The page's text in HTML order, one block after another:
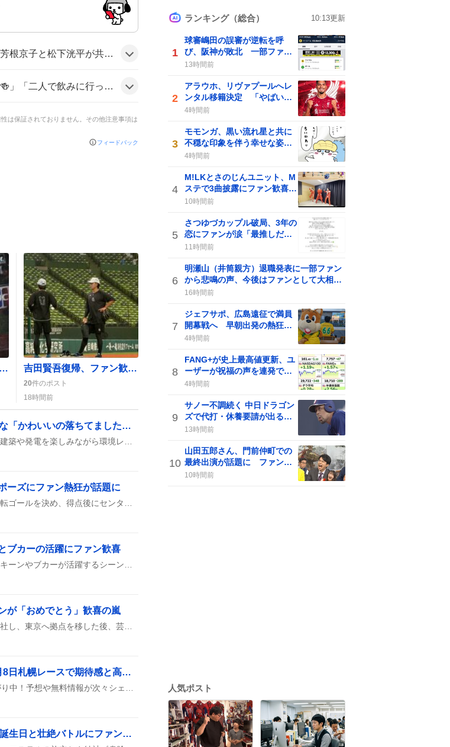
ぐ、しあわせ。」といったキャッチコピーに共感し、SNSで感想をシェアしたためだろう。
どユーモア交じりのコメントも見られ、全体的にポジティブな雰囲気だ。
は保証されておりません。その他注意事項は
フィードバック
「阿部寿樹」への称賛コピーが話題に 「あとひとり、だが阿部寿樹」が「かっこよすぎる」と絶賛 吉田賢吾復帰、ファン歓喜の声が続出 「おかえり」や「嬉しい」ツイートが拡散
20件のポスト
18時間前
『うみぞこの街』DLCで建築熱沸騰、みんな「かわいいの落ちてました」や「環境レベルMAX」へ歓喜
ーズにファン熱狂が話題に
ブカーの活躍にファン歓喜
が「おめでとう」歓喜の嵐
エルムステークスが熱狂的に語られる 8月8日札幌レースで期待感と高配当が話題に
『空の軌跡 the 2nd』新PV公開、エステル誕生日と壮絶バトルにファン歓喜
ランキング（総合） 10:13更新
1
球審嶋田の誤審が逆転を呼
び、阪神が敗北 一部ファン
からは批判の声も
13時間前
2
アラウホ、リヴァプールへレ
ンタル移籍決定 「やばい」
などの期待の声がSNSで広が
4時間前
3
モモンガ、黒い流れ星と共に
不穏な印象を伴う幸せな姿が
話題に 最新話で登場しファ
4時間前
4
M!LKとさのじんユニット、M
ステで3曲披露にファン歓喜が
話題に
10時間前
5
さつゆづカップル破局、3年の
恋にファンが涙「最推しだっ
た」悲しみ
11時間前
6
明瀬山（井筒親方）退職発表に一部ファン
から悲鳴の声、今後はファンとして大相撲
に貢献へ
16時間前
7
ジェフサポ、広島遠征で満員
開幕戦へ 早朝出発の熱狂が
SNSで広がる
4時間前
8
FANG+が史上最高値更新、ユ
ーザーが祝福の声を連発で盛
り上がり
4時間前
9
サノー不調続く 中日ドラゴン
ズで代打・休養要請が出る、
一部のファンの声が分かれる
13時間前
10
山田五郎さん、門前仲町での
最終出演が話題に ファンは
「必ず観ます」「感謝」
10時間前
人気ポスト